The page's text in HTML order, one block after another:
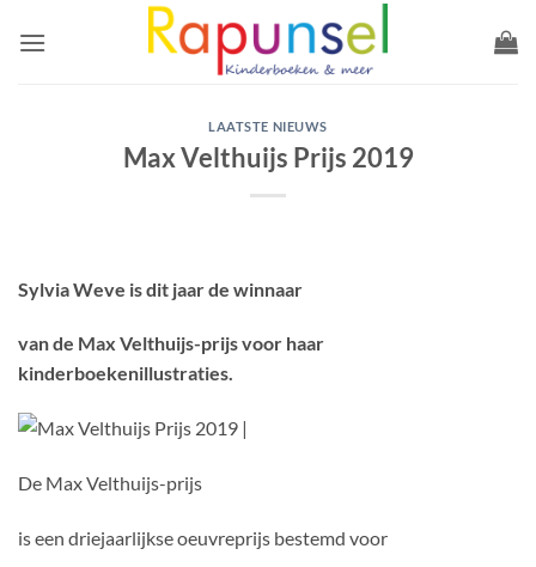
naar
LAATSTE NIEUWS
Max Velthuijs Prijs 2019
Sylvia Weve is dit jaar de winnaar
van de Max Velthuijs-prijs voor haar
kinderboekenillustraties.
De Max Velthuijs-prijs
is een driejaarlijkse oeuvreprijs bestemd voor